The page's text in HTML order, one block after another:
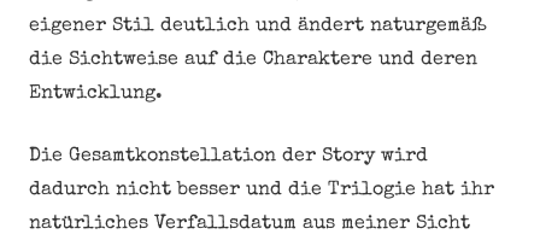
eigener Stil deutlich und ändert naturgemäß
die Sichtweise auf die Charaktere und deren
Entwicklung.
Die Gesamtkonstellation der Story wird
dadurch nicht besser und die Trilogie hat ihr
natürliches Verfallsdatum aus meiner Sicht